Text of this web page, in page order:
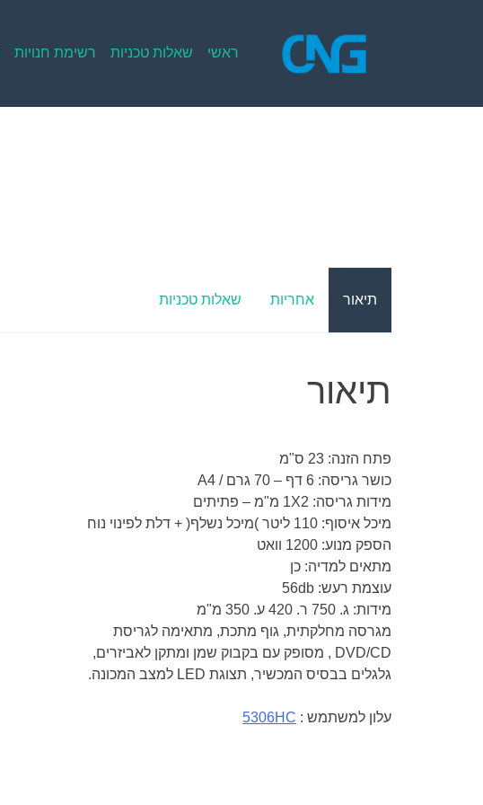
ראשי שאלות טכניות רשימת חנויות
תיאור אחריות שאלות טכניות
תיאור
פתח הזנה: 23 ס"מ
כושר גריסה: 6 דף – 70 גרם / A4
מידות גריסה: 1X2 מ"מ – פתיתים
מיכל איסוף: 110 ליטר )מיכל נשלף( + דלת לפינוי נוח
הספק מנוע: 1200 וואט
מתאים למדיה: כן
עוצמת רעש: 56db
מידות: ג. 750 ר. 420 ע. 350 מ"מ
מגרסה מחלקתית, גוף מתכת, מתאימה לגריסת
DVD/CD , מסופק עם בקבוק שמן ומתקן לאביזרים,
גלגלים בבסיס המכשיר, תצוגת LED למצב המכונה.
עלון למשתמש : 5306HC